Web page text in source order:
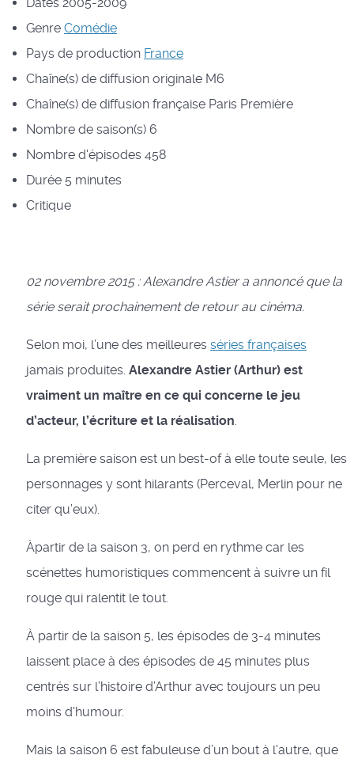
Dates 2005-2009
Genre Comédie
Pays de production France
Chaîne(s) de diffusion originale M6
Chaîne(s) de diffusion française Paris Première
Nombre de saison(s) 6
Nombre d'épisodes 458
Durée 5 minutes
Critique
02 novembre 2015 : Alexandre Astier a annoncé que la
série serait prochainement de retour au cinéma.
Selon moi, l’une des meilleures séries françaises
jamais produites. Alexandre Astier (Arthur) est
vraiment un maître en ce qui concerne le jeu
d’acteur, l’écriture et la réalisation.
La première saison est un best-of à elle toute seule, les
personnages y sont hilarants (Perceval, Merlin pour ne
citer qu’eux).
Àpartir de la saison 3, on perd en rythme car les
scénettes humoristiques commencent à suivre un fil
rouge qui ralentit le tout.
À partir de la saison 5, les épisodes de 3-4 minutes
laissent place à des épisodes de 45 minutes plus
centrés sur l’histoire d’Arthur avec toujours un peu
moins d'humour.
Mais la saison 6 est fabuleuse d’un bout à l'autre, que